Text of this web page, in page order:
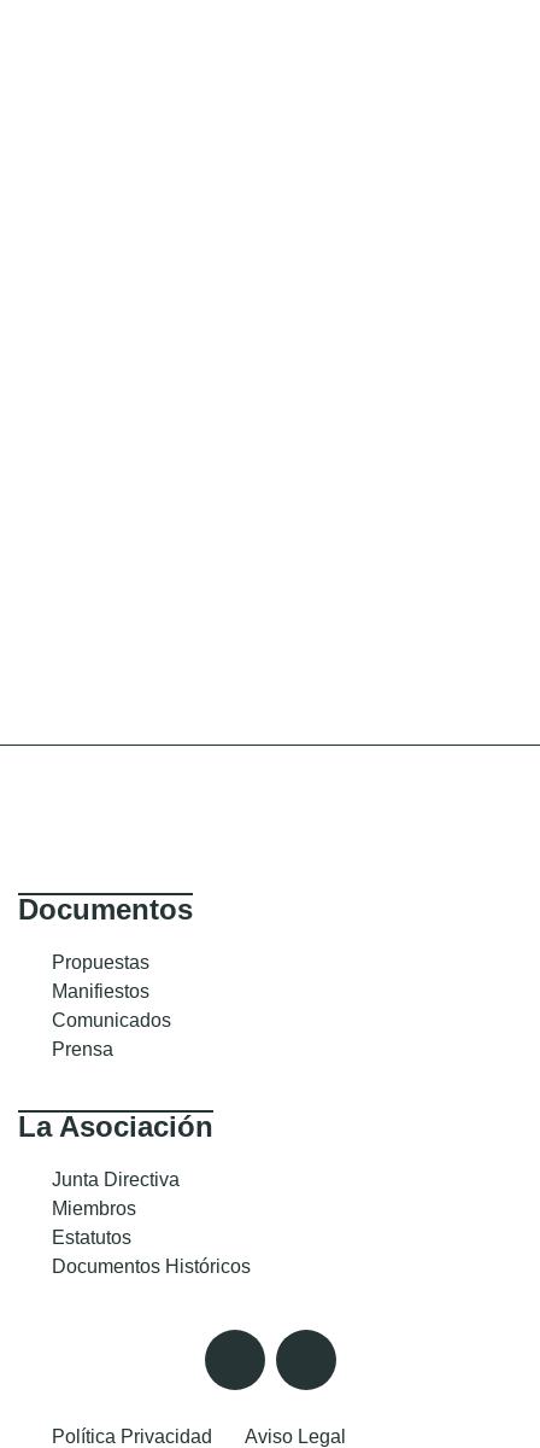
Documentos
Propuestas
Manifiestos
Comunicados
Prensa
La Asociación
Junta Directiva
Miembros
Estatutos
Documentos Históricos
Política Privacidad Aviso Legal